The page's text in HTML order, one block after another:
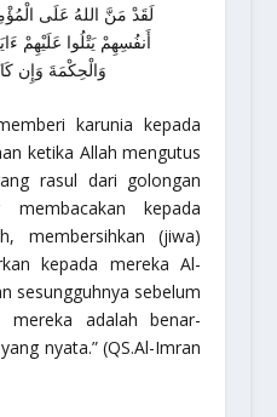
لَقَدْ مَنَّ اللهُ عَلَى
أَنفُسِهِمْ يَتْلُوا عَلَيْهِمْ
وَالْحِكْمَةَ وَإِن
karunia kepada
ketika Allah mengutus
rasul dari golongan
kepada
membersihkan (jiwa)
kepada mereka Al-
sesungguhnya sebelum
mereka adalah benar-
nyata.”(QS.Al-Imran